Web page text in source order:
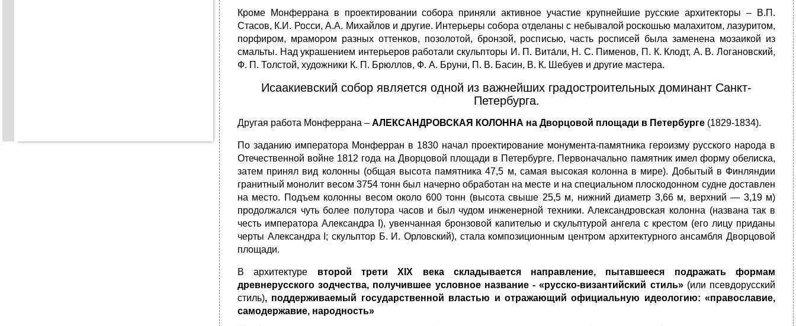
Кроме Монферрана в проектировании собора приняли активное участие крупнейшие русские архитекторы – В.П.
Стасов, К.И. Росси, А.А. Михайлов и другие. Интерьеры собора отделаны с небывалой роскошью малахитом, лазуритом,
порфиром, мрамором разных оттенков, позолотой, бронзой, росписью, часть росписей была заменена мозаикой из
смальты. Над украшением интерьеров работали скульпторы И. П. Вита́ли, Н. С. Пименов, П. К. Клодт, А. В. Логановский,
Ф. П. Толстой, художники К. П. Брюллов, Ф. А. Бруни, П. В. Басин, В. К. Шебуев и другие мастера.
Исаакиевский собор является одной из важнейших градостроительных доминант Санкт-
Петербурга.
Другая работа Монферрана – АЛЕКСАНДРОВСКАЯ КОЛОННА на Дворцовой площади в Петербурге (1829-1834).
По заданию императора Монферран в 1830 начал проектирование монумента-памятника героизму русского народа в
Отечественной войне 1812 года на Дворцовой площади в Петербурге. Первоначально памятник имел форму обелиска,
затем принял вид колонны (общая высота памятника 47,5 м, самая высокая колонна в мире). Добытый в Финляндии
гранитный монолит весом 3754 тонн был начерно обработан на месте и на специальном плоскодонном судне доставлен
на место. Подъем колонны весом около 600 тонн (высота свыше 25,5 м, нижний диаметр 3,66 м, верхний — 3,19 м)
продолжался чуть более полутора часов и был чудом инженерной техники. Александровская колонна (названа так в
честь императора Александра I), увенчанная бронзовой капителью и скульптурой ангела с крестом (его лицу приданы
черты Александра I; скульптор Б. И. Орловский), стала композиционным центром архитектурного ансамбля Дворцовой
площади.
В архитектуре второй третиXIX века складывается направление, пытавшееся подражать формам
древнерусского зодчества, получившее условное название - «русско-византийский стиль» (или псевдорусский
стиль), поддерживаемый государственной властью и отражающий официальную идеологию: «православие,
самодержавие, народность»